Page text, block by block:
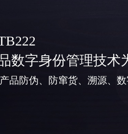
数字身份管理技术
品防伪、防窜货、溯源、